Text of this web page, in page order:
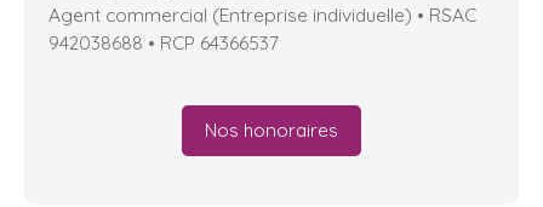
Agent commercial (Entreprise individuelle) • RSAC
942038688 • RCP 64366537
Nos honoraires